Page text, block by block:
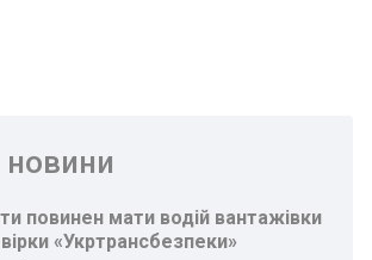
новини
повинен мати водій вантажівки
«Укртрансбезпеки»